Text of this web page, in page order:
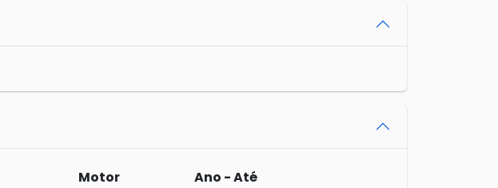
Motor
Ano - Até